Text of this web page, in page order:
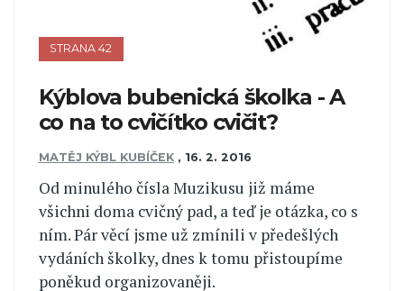
STRANA 42
Kýblova bubenická školka - A
co na to cvičítko cvičit?
MATĚJ KÝBL KUBÍČEK , 16. 2. 2016
Od minulého čísla Muzikusu již máme
všichni doma cvičný pad, a teď je otázka, co s
ním. Pár věcí jsme už zmínili v předešlých
vydáních školky, dnes k tomu přistoupíme
poněkud organizovaněji.